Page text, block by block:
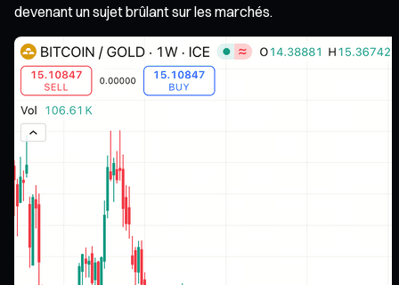
devenant un sujet brûlant sur les marchés.